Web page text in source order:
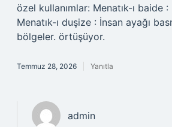
özel kullanımlar: Menatık-ı baide
Menatık-ı duşize : İnsan ayağı
bölgeler. örtüşüyor.
Temmuz 28, 2026 Yanıtla
admin